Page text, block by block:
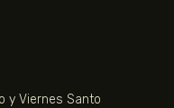
y Viernes Santo